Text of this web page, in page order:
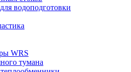
водоподготовки
WRS
тумана